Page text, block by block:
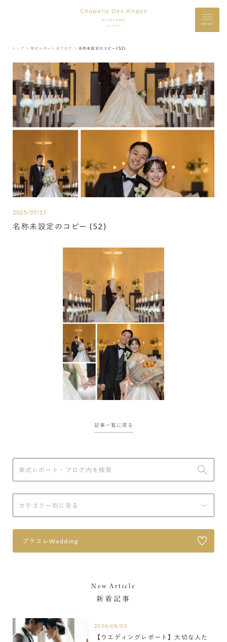
MENU
トップ ＞ 挙式レポート＆ブログ ＞ 名称未設定のコピー (52)
2025/07/17
名称未設定のコピー (52)
記事一覧に戻る
プラコレWedding
New Article
新着記事
2026/08/05
【ウエディングレポート】大切な人た